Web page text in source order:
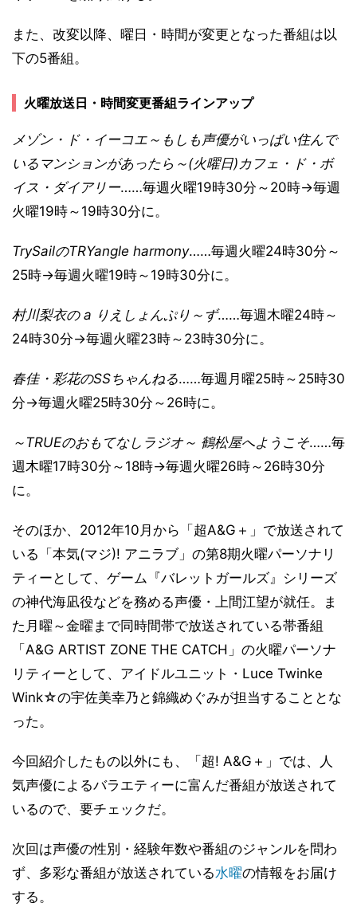
また、改変以降、曜日・時間が変更となった番組は以
下の5番組。
火曜放送日・時間変更番組ラインアップ
メゾン・ド・イーコエ～もしも声優がいっぱい住んで
いるマンションがあったら～(火曜日)カフェ・ド・ボ
イス・ダイアリー……毎週火曜19時30分～20時→毎週
火曜19時～19時30分に。
TrySailのTRYangle harmony……毎週火曜24時30分～
25時→毎週火曜19時～19時30分に。
村川梨衣の a りえしょんぷり～ず……毎週木曜24時～
24時30分→毎週火曜23時～23時30分に。
春佳・彩花のSSちゃんねる……毎週月曜25時～25時30
分→毎週火曜25時30分～26時に。
～TRUEのおもてなしラジオ～ 鶴松屋へようこそ……毎
週木曜17時30分～18時→毎週火曜26時～26時30分
に。
そのほか、2012年10月から「超A&G＋」で放送されて
いる「本気(マジ)! アニラブ」の第8期火曜パーソナリ
ティーとして、ゲーム『バレットガールズ』シリーズ
の神代海凪役などを務める声優・上間江望が就任。ま
た月曜～金曜まで同時間帯で放送されている帯番組
「A&G ARTIST ZONE THE CATCH」の火曜パーソナ
リティーとして、アイドルユニット・Luce Twinke
Wink☆の宇佐美幸乃と錦織めぐみが担当することとな
った。
今回紹介したもの以外にも、「超! A&G＋」では、人
気声優によるバラエティーに富んだ番組が放送されて
いるので、要チェックだ。
次回は声優の性別・経験年数や番組のジャンルを問わ
ず、多彩な番組が放送されている水曜の情報をお届け
する。